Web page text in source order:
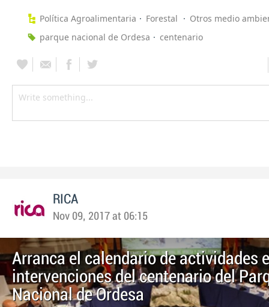
Política Agroalimentaria Forestal
Otros medio
parque nacional de Ordesa
centenario
RICA
Nov 09, 2017 at 06:15
Arranca el calendario de actividades e
intervenciones del centenario del
Nacional de Ordesa